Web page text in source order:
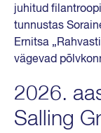
juhitud
tunnustas
Ernitsa
vägevad
2026.
Salling